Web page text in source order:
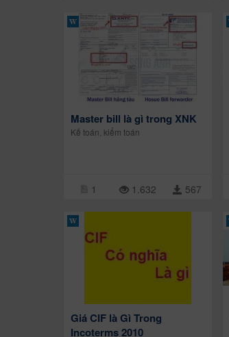
Master bill là gì trong XNK
Kế toán, kiểm toán
1 1.632 567
Giá CIF là Gì Trong
Incoterms 2010